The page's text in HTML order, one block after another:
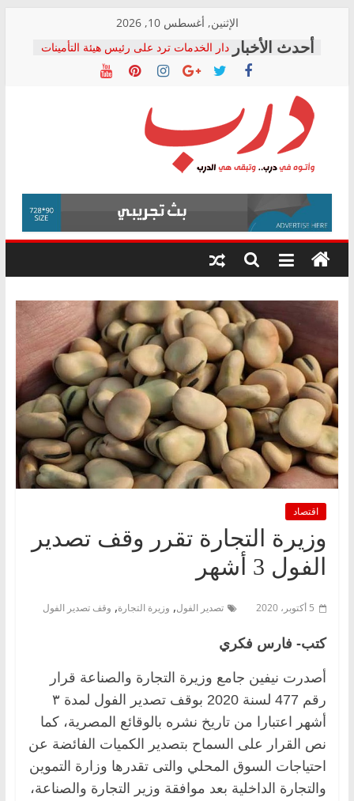
content
الإثنين, أغسطس 10, 2026
دار الخدمات ترد على رئيس هيئة التأمينات
بعد مؤتمره الصحفي: إنكار الأزمة لا ينهي
معاناة أصحاب المعاشات.. ونطالب بكشف
فرحات سليمان يكتب: القطاع الصحي إلى
أين؟
حزب التحالف الشعبي يطلق لجنة “الحق
في الصحة” بالإسكندرية لرصد الانتهاكات
ودعم المرضى
الوزاري لمدينة الصحفيين.. وانتهاء أعمال
إنشاء المبنى الإداري
المجلس القومي لحقوق الإنسان يعلن
متابعة قضية الدكتور محمد زهران.. ويؤكد:
قرينة البراءة وضمانات المحاكمة العادلة
درب
وأتوه
درب..
وتبقى
هي
اقتصاد
وزيرة التجارة تقرر وقف تصدير
الفول 3 أشهر
5 أكتوبر، 2020 تصدير الفول, وزيرة التجارة, وقف تصدير الفول
كتب- فارس فكري
أصدرت نيفين جامع وزيرة التجارة والصناعة قرار
رقم 477 لسنة 2020 بوقف تصدير الفول لمدة ٣
أشهر اعتبارا من تاريخ نشره بالوقائع المصرية، كما
نص القرار على السماح بتصدير الكميات الفائضة عن
احتياجات السوق المحلي والتى تقدرها وزارة التموين
والتجارة الداخلية بعد موافقة وزير التجارة والصناعة،